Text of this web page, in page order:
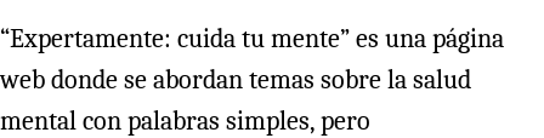
“Expertamente: cuida tu mente” es una página
web donde se abordan temas sobre la salud
mental con palabras simples, pero